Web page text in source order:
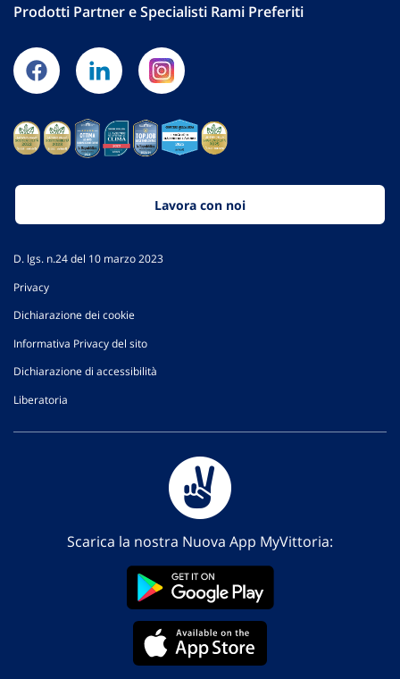
Prodotti Partner e Specialisti Rami Preferiti
Lavora con noi
D. lgs. n.24 del 10 marzo 2023
Privacy
Dichiarazione dei cookie
Informativa Privacy del sito
Dichiarazione di accessibilità
Liberatoria
Scarica la nostra Nuova App MyVittoria: